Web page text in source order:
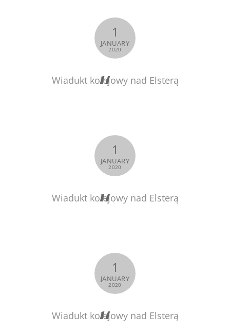
1
JANUARY
2020
Wiadukt kolejowy nad Elsterą
1
JANUARY
2020
Wiadukt kolejowy nad Elsterą
1
JANUARY
2020
Wiadukt kolejowy nad Elsterą